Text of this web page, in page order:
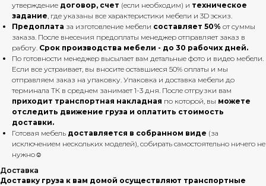
утверждение договор, счет (если необходим) и техническое
задание, где указаны все характеристики мебели и 3D эскиз.
Предоплата за изготовление мебели составляет 50% от суммы
заказа. После внесения предоплаты менеджер отправляет заказ в
работу. Срок производства мебели - до 30 рабочих дней.
По готовности менеджер высылает вам детальные фото и видео мебели.
Если все устраивает, вы вносите оставшиеся 50% оплаты и мы
отправляем заказ на упаковку. Упаковка и доставка мебели до
терминала ТК в среднем занимает 1-3 дня. После отгрузки вам
приходит транспортная накладная по которой, вы можете
отследить движение груза и оплатить стоимость
доставки.
Готовая мебель доставляется в собранном виде (за
исключением нескольких моделей), собирать самостоятельно ничего не
нужно☺
Доставка
Доставку груза к вам домой осуществляют транспортные